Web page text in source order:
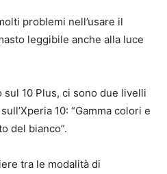
problemi nell’usare il
leggibile anche alla luce
10 Plus, ci sono due livelli
10: “Gamma colori e
del bianco”.
tra le modalità di